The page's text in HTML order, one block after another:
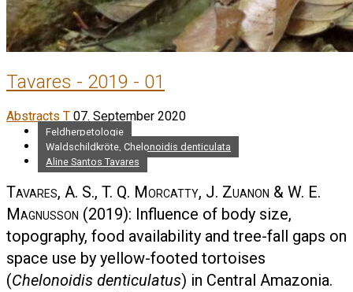
Tavares - 2019 - 01
Abstracts T 07. September 2020
Feldherpetologie
Waldschildkröte, Chelonoidis denticulata
Aline Santos Tavares
Tavares, A. S., T. Q. Morcatty, J. Zuanon & W. E.
Magnusson (2019): Influence of body size,
topography, food availability and tree-fall gaps on
space use by yellow-footed tortoises
(Chelonoidis denticulatus) in Central Amazonia.